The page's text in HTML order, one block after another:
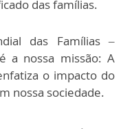
das famílias.
das Famílias –
a nossa missão: A
o impacto do
nossa sociedade.